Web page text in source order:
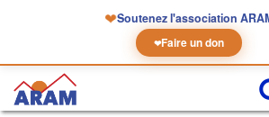
❤Soutenez l'association
❤Faire un don